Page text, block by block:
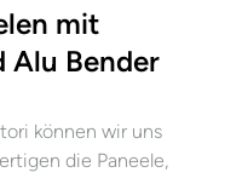
mit
Alu Bender
können wir uns
die Paneele,